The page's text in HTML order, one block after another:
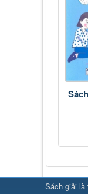
SHBET⇔
Sách giải là